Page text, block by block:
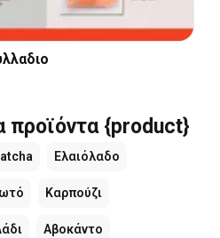
προϊόντα {product}
Ελαιόλαδο
Καρπούζι
Αβοκάντο